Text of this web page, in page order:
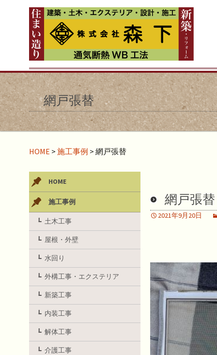
網戸張替
HOME > 施工事例 > 網戸張替
網戸張替
2021年9月20日
HOME
施工事例
土木工事
屋根・外壁
水回り
外構工事・エクステリア
新築工事
内装工事
解体工事
介護工事